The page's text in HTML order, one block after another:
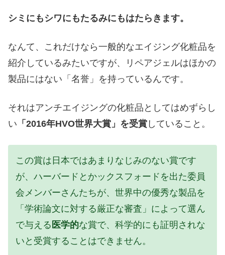
シミにもシワにもたるみにもはたらきます。
なんて、これだけなら一般的なエイジング化粧品を
紹介しているみたいですが、リペアジェルはほかの
製品にはない「名誉」を持っているんです。
それはアンチエイジングの化粧品としてはめずらし
い 「2016年HVO世界大賞」を受賞 していること。
この賞は日本ではあまりなじみのない賞です
が、ハーバードとかックスフォードを出た委員
会メンバーさんたちが、世界中の優秀な製品を
「学術論文に対する厳正な審査」によって選ん
で与える 医学的な賞で、科学的にも証明されな
いと受賞することはできません。